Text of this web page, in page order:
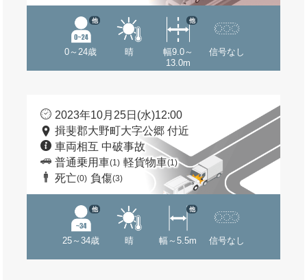
0～24歳
他
晴
幅9.0～
13.0m
他
信号なし
2023年10月25日(水)12:00
揖斐郡大野町大字公郷 付近
車両相互 中破事故
普通乗用車(1) 軽貨物車(1)
死亡(0) 負傷(3)
25～34歳
他
晴 幅～5.5m
他
信号なし